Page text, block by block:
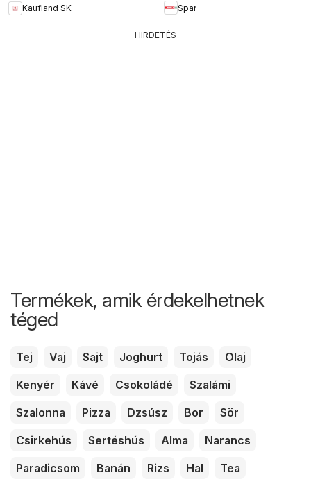
Kaufland SK Spar
HIRDETÉS
Termékek, amik érdekelhetnek
téged
Tej Vaj Sajt Joghurt Tojás
Olaj
Kenyér
Kávé Csokoládé
Szalámi
Szalonna
Pizza Dzsúsz Bor
Sör
Csirkehús
Sertéshús Alma
Narancs
Paradicsom
Banán Rizs Hal
Tea